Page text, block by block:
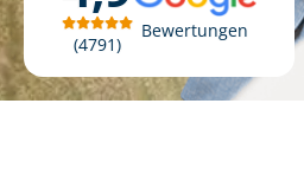
4791
Bewertungen